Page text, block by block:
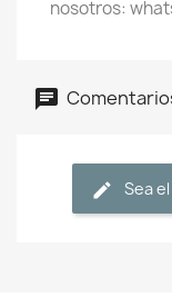
nosotros:
Sea